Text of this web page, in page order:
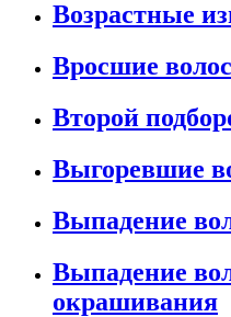
Возрастные
Вросшие
Второй
Выгоревшие
Выпадение
Выпадение
окрашивания